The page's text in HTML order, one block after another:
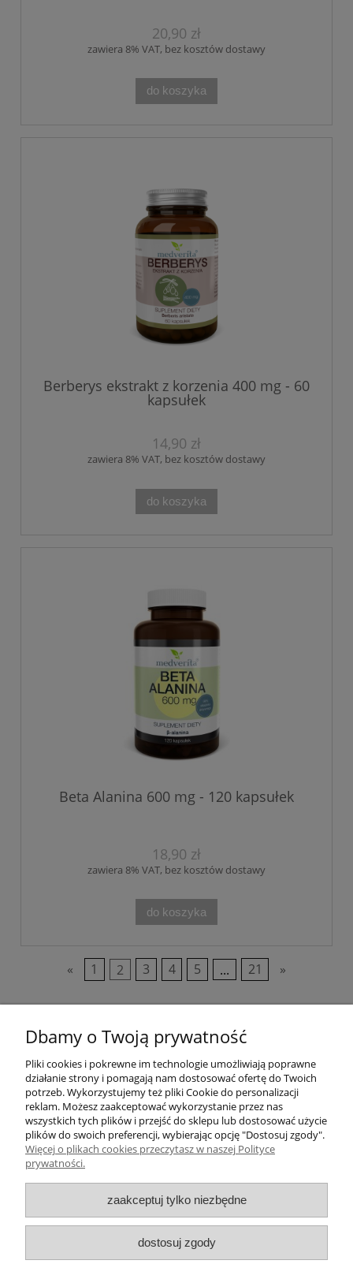
20,90 zł
zawiera 8% VAT, bez kosztów dostawy
do koszyka
Berberys ekstrakt z korzenia 400 mg - 60
kapsułek
14,90 zł
zawiera 8% VAT, bez kosztów dostawy
do koszyka
Beta Alanina 600 mg - 120 kapsułek
18,90 zł
zawiera 8% VAT, bez kosztów dostawy
do koszyka
« 1 2 3 4 5 ... 21 »
Moje konto
Płatności i dostawa
Informacje
O nas
Numer konta do przelewów: 21 1050 1445
1000 0091 4895 6635
Dbamy o Twoją prywatność
Pliki cookies i pokrewne im technologie umożliwiają poprawne
działanie strony i pomagają nam dostosować ofertę do Twoich
potrzeb. Wykorzystujemy też pliki Cookie do personalizacji
reklam. Możesz zaakceptować wykorzystanie przez nas
wszystkich tych plików i przejść do sklepu lub dostosować użycie
plików do swoich preferencji, wybierając opcję "Dostosuj zgody".
Więcej o plikach cookies przeczytasz w naszej Polityce
prywatności.
zaakceptuj tylko niezbędne
dostosuj zgody